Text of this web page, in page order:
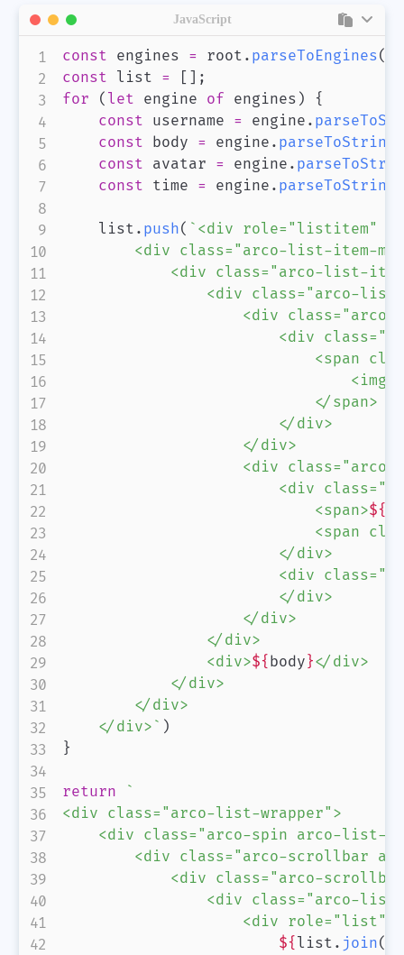
const engines = root . parseToEngines(
const list = [ ] ;
for
( let engine of engines )
{
const username = engine .
const body = engine . parseToString
const avatar = engine .
const time = engine . parseToString
    list
. push( ` <div role="listitem"
<div class="arco-list-item-
<div class="arco-list-
<div class="arco-
<div class="arco-
<div
<span
<img
                            </span>
                        </div>
                    </div>
<div class="arco-
<div
                            <span>
${
<span
                        </div>
<div
                        </div>
                    </div>
                </div>
                <div>
${ body }</div>
            </div>
        </div>
    </div>
` )
}
return
`
<div class="arco-list-wrapper">
<div class="arco-spin arco-list-
<div class="arco-scrollbar
<div class="arco-
<div class="arco-
<div role="list"
${ list . join(
JavaScript